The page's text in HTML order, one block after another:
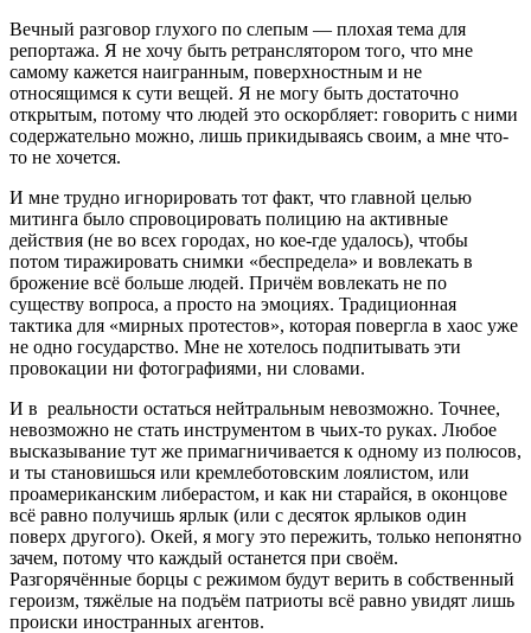
Вечный разговор глухого по слепым — плохая тема для
репортажа. Я не хочу быть ретранслятором того, что мне
самому кажется наигранным, поверхностным и не
относящимся к сути вещей. Я не могу быть достаточно
открытым, потому что людей это оскорбляет: говорить с ними
содержательно можно, лишь прикидываясь своим, а мне что-
то не хочется.
И мне трудно игнорировать тот факт, что главной целью
митинга было спровоцировать полицию на активные
действия (не во всех городах, но кое-где удалось), чтобы
потом тиражировать снимки «беспредела» и вовлекать в
брожение всё больше людей. Причём вовлекать не по
существу вопроса, а просто на эмоциях. Традиционная
тактика для «мирных протестов», которая повергла в хаос уже
не одно государство. Мне не хотелось подпитывать эти
провокации ни фотографиями, ни словами.
И в реальности остаться нейтральным невозможно. Точнее,
невозможно не стать инструментом в чьих-то руках. Любое
высказывание тут же примагничивается к одному из полюсов,
и ты становишься или кремлеботовским лоялистом, или
проамериканским либерастом, и как ни старайся, в оконцове
всё равно получишь ярлык (или с десяток ярлыков один
поверх другого). Окей, я могу это пережить, только непонятно
зачем, потому что каждый останется при своём.
Разгорячённые борцы с режимом будут верить в собственный
героизм, тяжёлые на подъём патриоты всё равно увидят лишь
происки иностранных агентов.